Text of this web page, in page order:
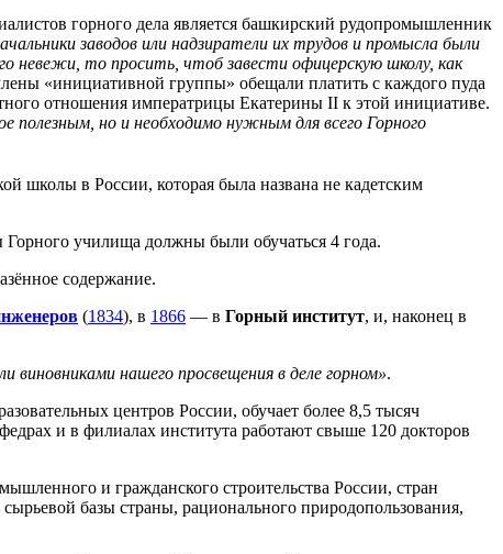
горного дела является башкирский рудопромышленник
заводов или надзиратели их трудов и промысла были
невежи, то просить, чтоб завести офицерскую школу, как
«инициативной группы» обещали платить с каждого пуда
отношения императрицы Екатерины II к этой инициативе.
полезным, но и необходимо нужным для всего Горного
школы в России, которая была названа не кадетским
Горного училища должны были обучаться 4 года.
содержание.
(1834), в 1866 — в Горный институт, и, наконец в
виновниками нашего просвещения в деле горном».
центров России, обучает более 8,5 тысяч
и в филиалах института работают свыше 120 докторов
и гражданского строительства России, стран
базы страны, рационального природопользования,